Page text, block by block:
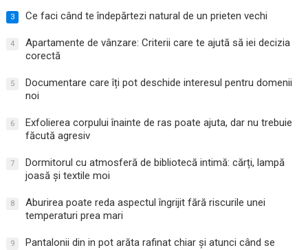
3 Ce faci când te îndepărtezi natural de un prieten vechi
4
Apartamente de vânzare: Criterii care te ajută să iei decizia
corectă
5
Documentare care îți pot deschide interesul pentru domenii
noi
6
Exfolierea corpului înainte de ras poate ajuta, dar nu trebuie
făcută agresiv
7
Dormitorul cu atmosferă de bibliotecă intimă: cărți, lampă
joasă și textile moi
8
Aburirea poate reda aspectul îngrijit fără riscurile unei
temperaturi prea mari
9
Pantalonii din in pot arăta rafinat chiar și atunci când se